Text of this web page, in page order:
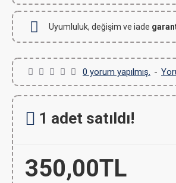
Uyumluluk, değişim ve iade
0 yorum yapılmış. -
350,00TL
1 adet satıldı!